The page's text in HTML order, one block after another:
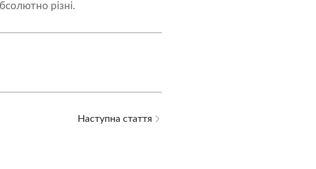
різні.
Наступна стаття